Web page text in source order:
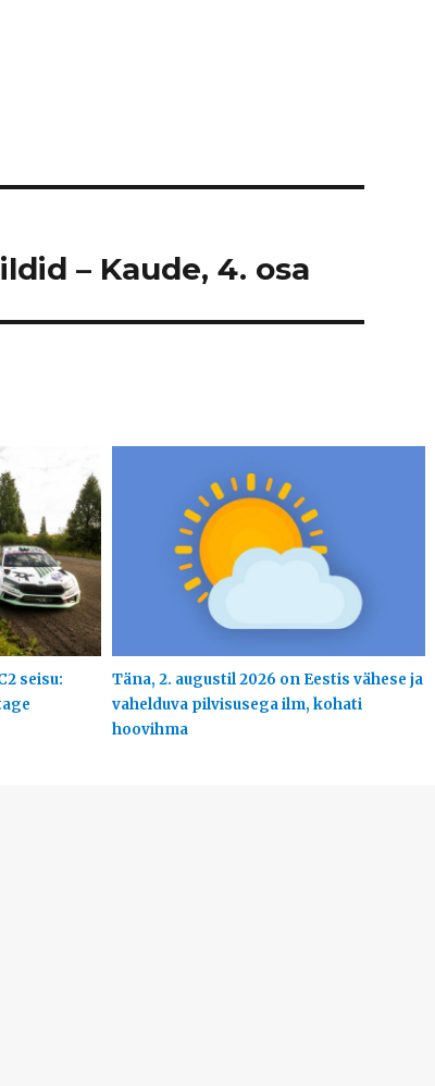
– Kaude, 4. osa
seisu:
Täna, 2. augustil 2026 on Eestis vähese ja
vahelduva pilvisusega ilm, kohati
hoovihma